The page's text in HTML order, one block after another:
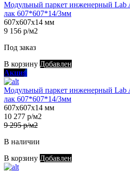
Модульный паркет инженерный Lab
лак 607*607*14/3мм
607х607х14 мм
9 156 р/м2
Под заказ
В корзину Добавлен
Акция
Модульный паркет инженерный
лак 607*607*14/3мм
607х607х14 мм
10 277 р/м2
9 295 р/м2
В наличии
В корзину Добавлен